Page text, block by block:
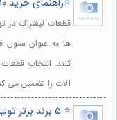
قطعات لیفتراک در
ها به عنوان ستون
کنند. انتخاب
آلات را تضمین می
⭐️ 5 برند برتر تولید کننده قطعات لیفتراک در ایران 🏢